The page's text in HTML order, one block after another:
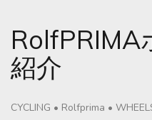
RolfPRIMA
紹介
CYCLING • Rolfprima •